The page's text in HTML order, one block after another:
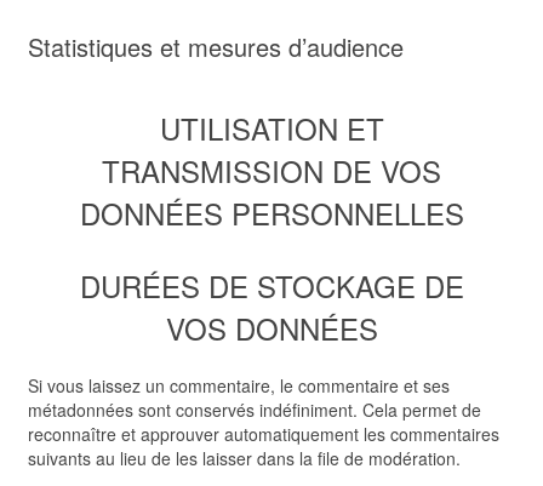
Statistiques et mesures d’audience
UTILISATION ET
TRANSMISSION DE VOS
DONNÉES PERSONNELLES
DURÉES DE STOCKAGE DE
VOS DONNÉES
Si vous laissez un commentaire, le commentaire et ses
métadonnées sont conservés indéfiniment. Cela permet de
reconnaître et approuver automatiquement les commentaires
suivants au lieu de les laisser dans la file de modération.